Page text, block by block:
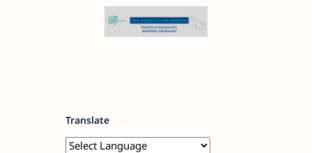
Translate